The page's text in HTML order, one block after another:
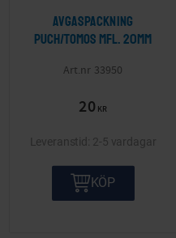
Avgaspackning
Puch/Tomos mfl. 20mm
33950
20 KR
2-5 vardagar
KÖP